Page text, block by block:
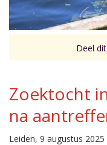
Deel
Zoektocht
na
Leiden, 9 augustus